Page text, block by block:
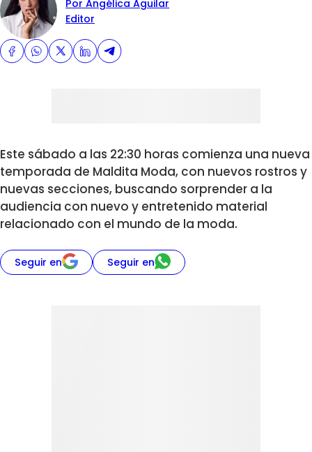
Por Angélica Aguilar
Editor
Este sábado a las 22:30 horas comienza una nueva
temporada de Maldita Moda, con nuevos rostros y
nuevas secciones, buscando sorprender a la
audiencia con nuevo y entretenido material
relacionado con el mundo de la moda.
Seguir en Seguir en